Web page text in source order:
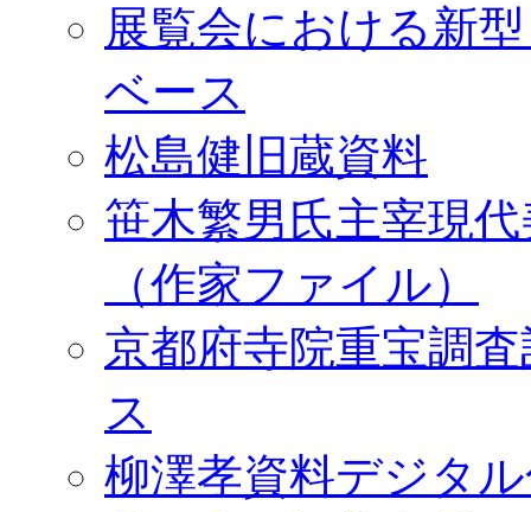
展覧会における新
ベース
松島健旧蔵資料
笹木繁男氏主宰現
（作家ファイル）
京都府寺院重宝調
ス
柳澤孝資料デジタ